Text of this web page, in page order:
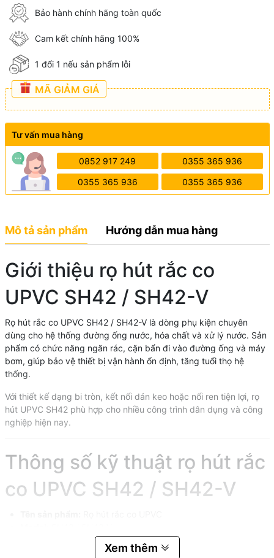
Bảo hành chính hãng toàn quốc
Cam kết chính hãng 100%
1 đổi 1 nếu sản phẩm lỗi
MÃ GIẢM GIÁ
Tư vấn mua hàng
0852 917 249 0355 365 936
0355 365 936 0355 365 936
Mô tả sản phẩm Hướng dẫn mua hàng
Giới thiệu rọ hút rắc co
UPVC SH42 / SH42-V
Rọ hút rắc co UPVC SH42 / SH42-V là dòng phụ kiện chuyên
dùng cho hệ thống đường ống nước, hóa chất và xử lý nước. Sản
phẩm có chức năng ngăn rác, cặn bẩn đi vào đường ống và máy
bơm, giúp bảo vệ thiết bị vận hành ổn định, tăng tuổi thọ hệ
thống.
Với thiết kế dạng bi tròn, kết nối dán keo hoặc nối ren tiện lợi, rọ
hút UPVC SH42 phù hợp cho nhiều công trình dân dụng và công
nghiệp hiện nay.
Thông số kỹ thuật rọ hút rắc
co UPVC SH42 / SH42-V
DN20 đến DN100
Dán keo / Nối ren
Xem thêm